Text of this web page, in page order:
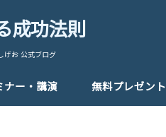
成功法則
げお 公式ブログ
ナー・講演 無料プレゼント